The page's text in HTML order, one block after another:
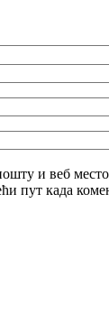
и веб
пут када